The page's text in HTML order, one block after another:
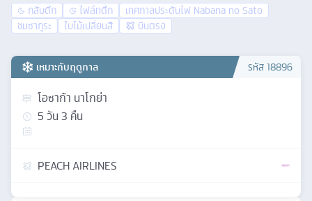
กลับดึก ไฟล์ทดึก
เทศกาลประดับไฟ Nabana no Sato
ชมซากุระ
ใบไม้เปลี่ยนสี บินตรง
เหมาะกับฤดูกาล รหัส18896
โอซาก้า นาโกย่า
5วัน3 คืน
PEACH AIRLINES